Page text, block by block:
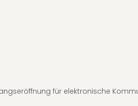
für elektronische